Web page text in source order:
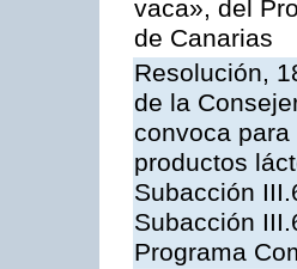
vaca», del
de Canarias
Resolución,
de la
convoca
productos
Subacción
Subacción
Programa